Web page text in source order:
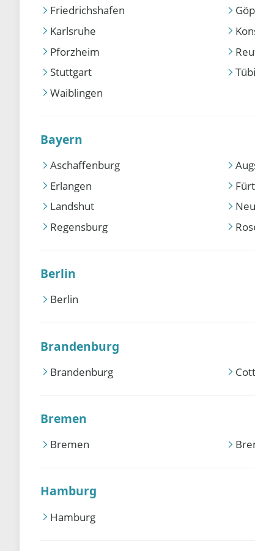
Friedrichshafen
Karlsruhe
Pforzheim
Stuttgart
Waiblingen
Bayern
Aschaffenburg
Erlangen
Landshut
Regensburg
Berlin
Berlin
Brandenburg
Brandenburg
Bremen
Bremen
Hamburg
Hamburg